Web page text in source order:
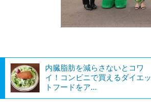
内臓脂肪を減らさないとコワ
イ！コンビニで買えるダイエッ
トフードをア...